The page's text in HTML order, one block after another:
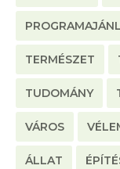
TERMÉSZET
TUDOMÁNY
VÁROS
ÁLLAT